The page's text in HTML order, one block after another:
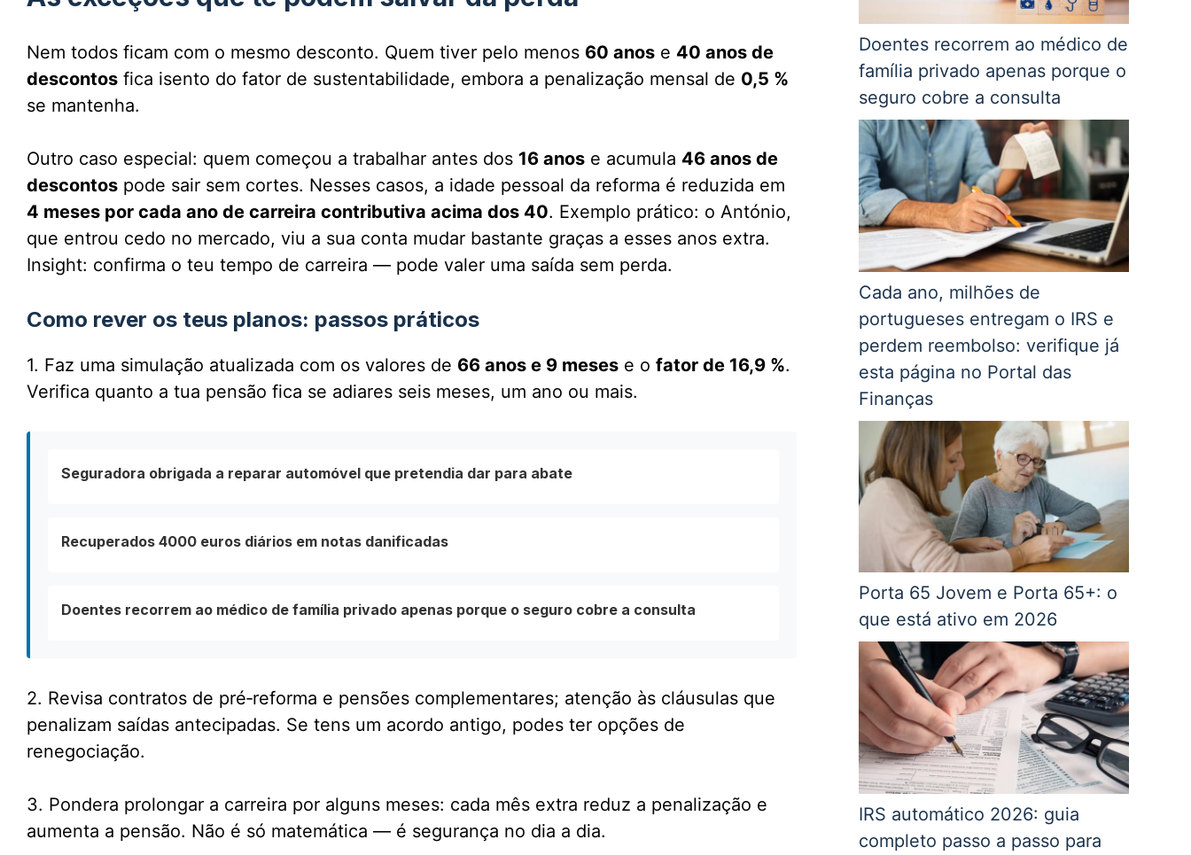
Nem todos ficam com o mesmo desconto. Quem tiver pelo menos 60 anos e 40 anos de
descontos fica isento do fator de sustentabilidade, embora a penalização mensal de 0,5 %
se mantenha.
Outro caso especial: quem começou a trabalhar antes dos 16 anos e acumula 46 anos de
descontos pode sair sem cortes. Nesses casos, a idade pessoal da reforma é reduzida em
4 meses por cada ano de carreira contributiva acima dos 40. Exemplo prático: o António,
que entrou cedo no mercado, viu a sua conta mudar bastante graças a esses anos extra.
Insight: confirma o teu tempo de carreira — pode valer uma saída sem perda.
Como rever os teus planos: passos práticos
1. Faz uma simulação atualizada com os valores de 66 anos e 9 meses e o fator de 16,9 %.
Verifica quanto a tua pensão fica se adiares seis meses, um ano ou mais.
Seguradora obrigada a reparar automóvel que pretendia dar para abate
Recuperados 4000 euros diários em notas danificadas
Doentes recorrem ao médico de família privado apenas porque o seguro cobre a consulta
2. Revisa contratos de pré‑reforma e pensões complementares; atenção às cláusulas que
penalizam saídas antecipadas. Se tens um acordo antigo, podes ter opções de
renegociação.
3. Pondera prolongar a carreira por alguns meses: cada mês extra reduz a penalização e
aumenta a pensão. Não é só matemática — é segurança no dia a dia.
Doentes recorrem ao médico de
família privado apenas porque o
seguro cobre a consulta
Cada ano, milhões de
portugueses entregam o IRS e
perdem reembolso: verifique já
esta página no Portal das
Finanças
Porta 65 Jovem e Porta 65+: o
que está ativo em 2026
IRS automático 2026: guia
completo passo a passo para